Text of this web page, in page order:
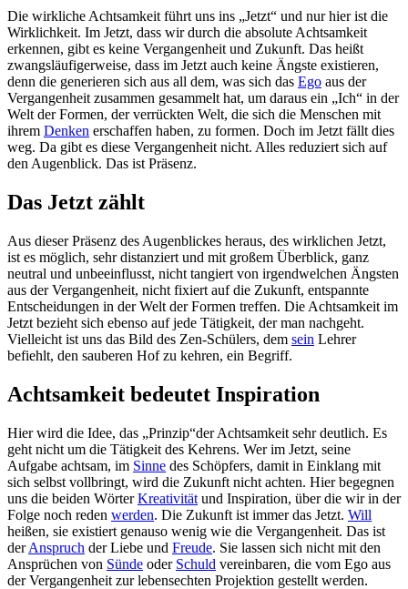
Die wirkliche Achtsamkeit führt uns ins „Jetzt“ und nur hier ist die
Wirklichkeit. Im Jetzt, dass wir durch die absolute Achtsamkeit
erkennen, gibt es keine Vergangenheit und Zukunft. Das heißt
zwangsläufigerweise, dass im Jetzt auch keine Ängste existieren,
denn die generieren sich aus all dem, was sich das Ego aus der
Vergangenheit zusammen gesammelt hat, um daraus ein „Ich“ in der
Welt der Formen, der verrückten Welt, die sich die Menschen mit
ihrem Denken erschaffen haben, zu formen. Doch im Jetzt fällt dies
weg. Da gibt es diese Vergangenheit nicht. Alles reduziert sich auf
den Augenblick. Das ist Präsenz.
Das Jetzt zählt
Aus dieser Präsenz des Augenblickes heraus, des wirklichen Jetzt,
ist es möglich, sehr distanziert und mit großem Überblick, ganz
neutral und unbeeinflusst, nicht tangiert von irgendwelchen Ängsten
aus der Vergangenheit, nicht fixiert auf die Zukunft, entspannte
Entscheidungen in der Welt der Formen treffen. Die Achtsamkeit im
Jetzt bezieht sich ebenso auf jede Tätigkeit, der man nachgeht.
Vielleicht ist uns das Bild des Zen-Schülers, dem sein Lehrer
befiehlt, den sauberen Hof zu kehren, ein Begriff.
Achtsamkeit bedeutet Inspiration
Hier wird die Idee, das „Prinzip“der Achtsamkeit sehr deutlich. Es
geht nicht um die Tätigkeit des Kehrens. Wer im Jetzt, seine
Aufgabe achtsam, im Sinne des Schöpfers, damit in Einklang mit
sich selbst vollbringt, wird die Zukunft nicht achten. Hier begegnen
uns die beiden WörterKreativität und Inspiration, über die wir in der
Folge noch reden werden. Die Zukunft ist immer das Jetzt. Will
heißen, sie existiert genauso wenig wie die Vergangenheit. Das ist
derAnspruch der Liebe und Freude. Sie lassen sich nicht mit den
Ansprüchen von Sünde oder Schuld vereinbaren, die vom Ego aus
der Vergangenheit zur lebensechten Projektion gestellt werden.